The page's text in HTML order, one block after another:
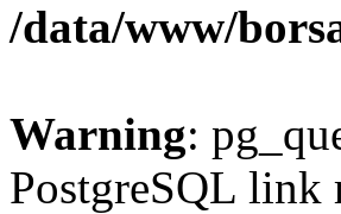
/data/www/
Warning:
PostgreSQL link